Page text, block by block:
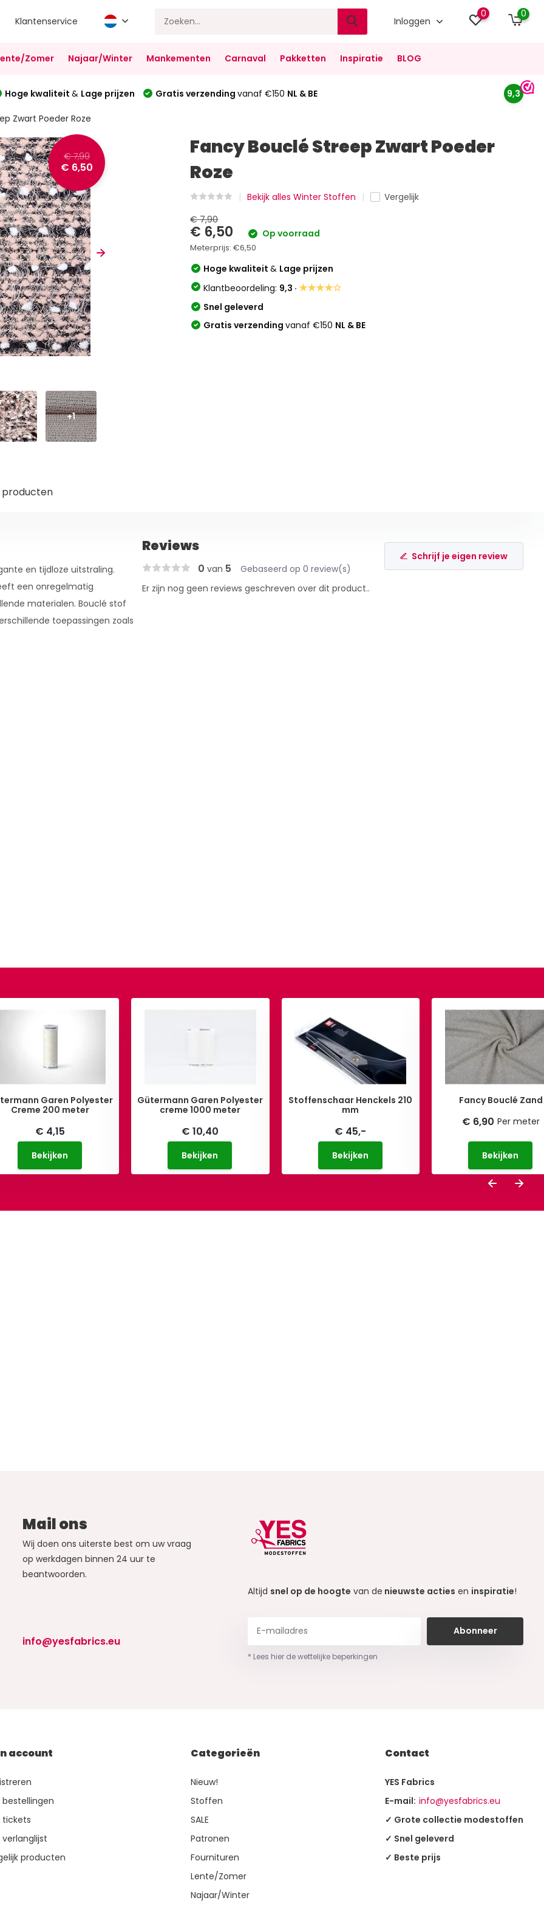
Klantenservice Inloggen
0 0
Zomer Najaar/Winter Mankementen Carnaval Pakketten Inspiratie BLOG
Hoge kwaliteit & Lage prijzen Gratis verzending vanaf €150 NL & BE 9,3
Zwart Poeder Roze
€ 7,90
€ 6,50
+1
Fancy Bouclé Streep Zwart Poeder
Roze
Bekijk alles Winter Stoffen
Vergelijk
€ 7,90
€ 6,50 Op voorraad
Meterprijs:€6,50
Hoge kwaliteit& Lage prijzen
Klantbeoordeling: 9,3 ·★★★★☆
Snel geleverd
Gratis verzendingvanaf €150 NL & BE
en tijdloze uitstraling.
een onregelmatig
materialen. Bouclé stof
toepassingen zoals
Reviews
0 van 5 Gebaseerd op 0 review(s)
Schrijf je eigen review
Er zijn nog geen reviews geschreven over dit product..
Garen Polyester
Creme 200 meter
€ 4,15
Bekijken
Gütermann Garen Polyester
creme 1000 meter
€ 10,40
Bekijken
Stoffenschaar Henckels 210
mm
€ 45,-
Bekijken
Fancy Bouclé Zand
€ 6,90 Per meter
Bekijken
Mail ons
Wij doen ons uiterste best om uw vraag
op werkdagen binnen 24 uur te
beantwoorden.
info@yesfabrics.eu
Altijd snel op de hoogte van de nieuwste acties en inspiratie!
Abonneer
* Lees hier de wettelijke beperkingen
account
bestellingen
tickets
verlanglijst
producten
Categorieën
Nieuw!
Stoffen
SALE
Patronen
Fournituren
Lente/Zomer
Najaar/Winter
Contact
YES Fabrics
E-mail: info@yesfabrics.eu
✓ Grote collectie modestoffen
✓ Snel geleverd
✓ Beste prijs